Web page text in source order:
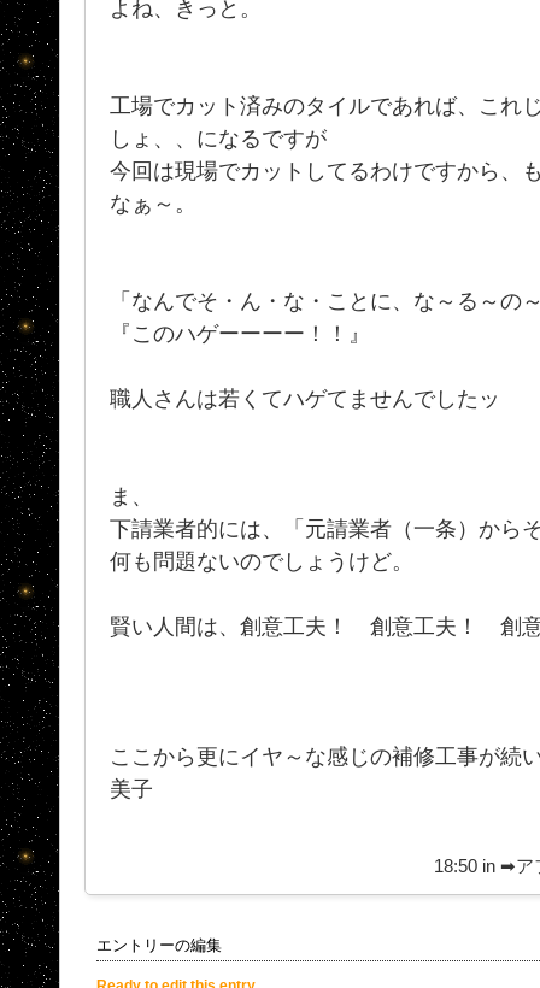
よね、きっと。
工場でカット済みのタイルであれば、これ
しょ、、になるですが
今回は現場でカットしてるわけですから、
なぁ～。
「なんでそ・ん・な・ことに、な～る～の
『このハゲーーーー！！』
職人さんは若くてハゲてませんでしたッ
ま、
下請業者的には、「元請業者（一条）から
何も問題ないのでしょうけど。
賢い人間は、創意工夫！ 創意工夫！ 創
ここから更にイヤ～な感じの補修工事が
美子
18:50 in ➡ア
エントリーの編集